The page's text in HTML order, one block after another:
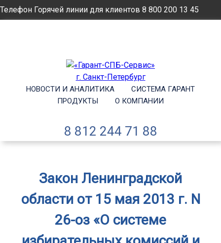
Телефон Горячей линии для клиентов 8 800 200 13 45
НОВОСТИ И АНАЛИТИКА
СИСТЕМА ГАРАНТ
ПРОДУКТЫ
О КОМПАНИИ
8 812 244 71 88
Закон Ленинградской
области от 15 мая 2013 г. N
26-оз «О системе